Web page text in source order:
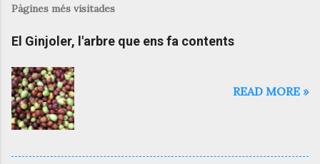
Pàgines més visitades
El Ginjoler, l'arbre que ens fa contents
READ MORE »